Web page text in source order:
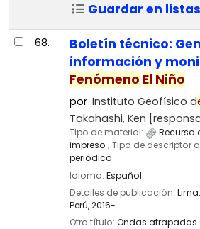
Guardar en listas
68.
Boletín técnico:
información y
Fenómeno El Niño
por Instituto Geofísico d
Takahashi, Ken
Tipo de material: Recurso
impreso ; Tipo de descriptor
periódico
Idioma: Español
Detalles de publicación: Lima:
Perú,2016-
Otro título: Ondas atrapadas